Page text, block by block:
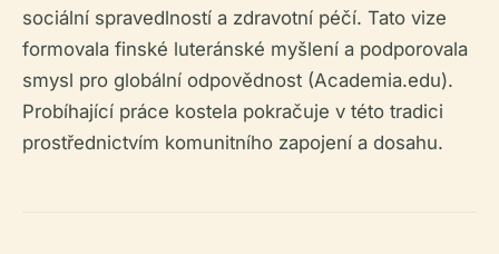
sociální spravedlností a zdravotní péčí. Tato vize
formovala finské luteránské myšlení a podporovala
smysl pro globální odpovědnost (Academia.edu).
Probíhající práce kostela pokračuje v této tradici
prostřednictvím komunitního zapojení a dosahu.